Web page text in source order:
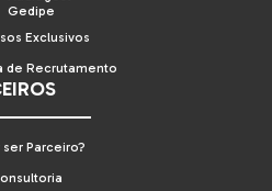
Gedipe
Exclusivos
de Recrutamento
Parceiro?